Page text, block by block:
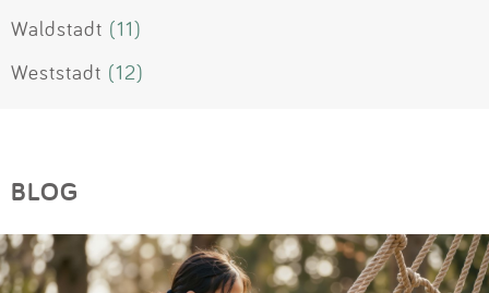
Waldstadt (11)
Weststadt (12)
BLOG